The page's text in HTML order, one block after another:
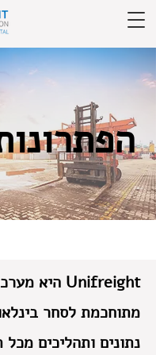
מתוחכמת לסחר
נתונים ותהליכים מכל